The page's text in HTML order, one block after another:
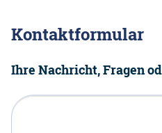
Kontaktformular
Ihre Nachricht, Fragen